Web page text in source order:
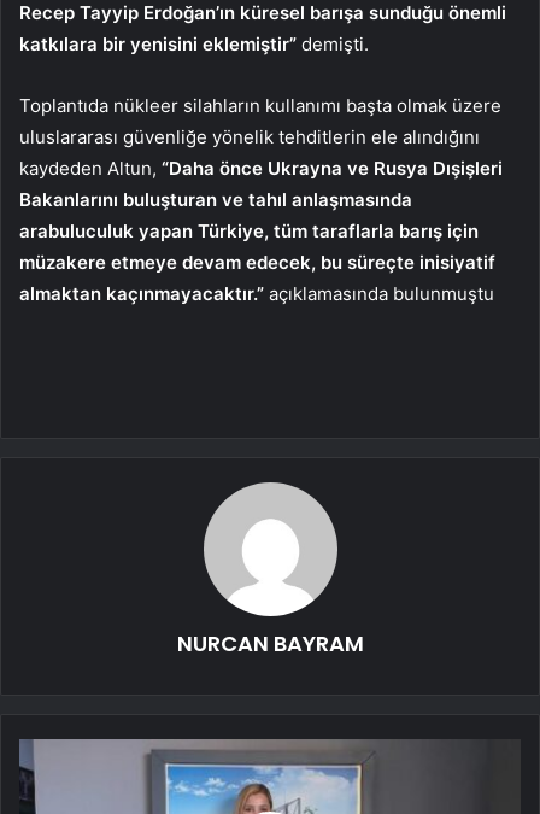
Recep Tayyip Erdoğan’ın küresel barışa sunduğu önemli
katkılara bir yenisini eklemiştir” demişti.
Toplantıda nükleer silahların kullanımı başta olmak üzere
uluslararası güvenliğe yönelik tehditlerin ele alındığını
kaydeden Altun, “Daha önce Ukrayna ve Rusya Dışişleri
Bakanlarını buluşturan ve tahıl anlaşmasında
arabuluculuk yapan Türkiye, tüm taraflarla barış için
müzakere etmeye devam edecek, bu süreçte inisiyatif
almaktan kaçınmayacaktır.” açıklamasında bulunmuştu
NURCAN BAYRAM